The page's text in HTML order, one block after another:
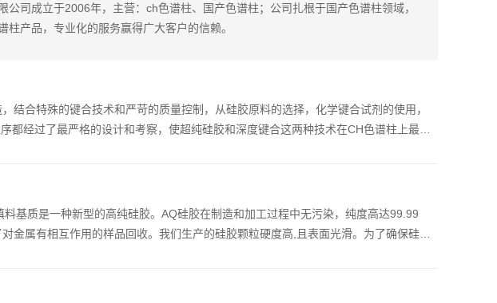
公司成立于2006年，主营：ch色谱柱、国产色谱柱；公司扎根于国产色谱柱领域，
柱产品，专业化的服务赢得广大客户的信赖。
结合特殊的键合技术和严苛的质量控制，从硅胶原料的选择，化学键合试剂的使用，
都经过了最严格的设计和考察，使超纯硅胶和深度键合这两种技术在CH色谱柱上最终
基质是一种新型的高纯硅胶。AQ硅胶在制造和加工过程中无污染，纯度高达99.99
金属有相互作用的样品回收。我们生产的硅胶颗粒硬度高,且表面光滑。为了确保硅胶
学键合技术，可以耐受流动相pH1.5-10,使得CH C18 FDAQ成为了最好的C18反相填料